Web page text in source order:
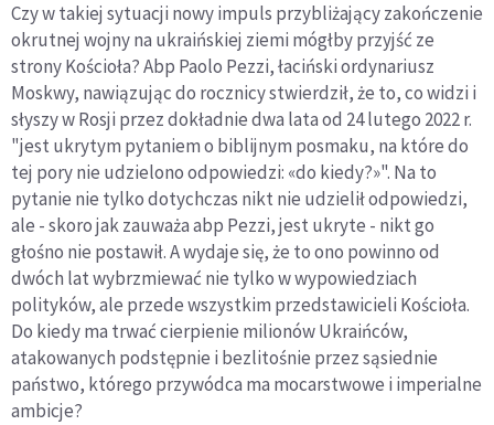
Czy w takiej sytuacji nowy impuls przybliżający zakończenie
okrutnej wojny na ukraińskiej ziemi mógłby przyjść ze
strony Kościoła? Abp Paolo Pezzi, łaciński ordynariusz
Moskwy, nawiązując do rocznicy stwierdził, że to, co widzi i
słyszy w Rosji przez dokładnie dwa lata od 24 lutego 2022 r.
"jest ukrytym pytaniem o biblijnym posmaku, na które do
tej pory nie udzielono odpowiedzi: «do kiedy?»". Na to
pytanie nie tylko dotychczas nikt nie udzielił odpowiedzi,
ale - skoro jak zauważa abp Pezzi, jest ukryte - nikt go
głośno nie postawił. A wydaje się, że to ono powinno od
dwóch lat wybrzmiewać nie tylko w wypowiedziach
polityków, ale przede wszystkim przedstawicieli Kościoła.
Do kiedy ma trwać cierpienie milionów Ukraińców,
atakowanych podstępnie i bezlitośnie przez sąsiednie
państwo, którego przywódca ma mocarstwowe i imperialne
ambicje?